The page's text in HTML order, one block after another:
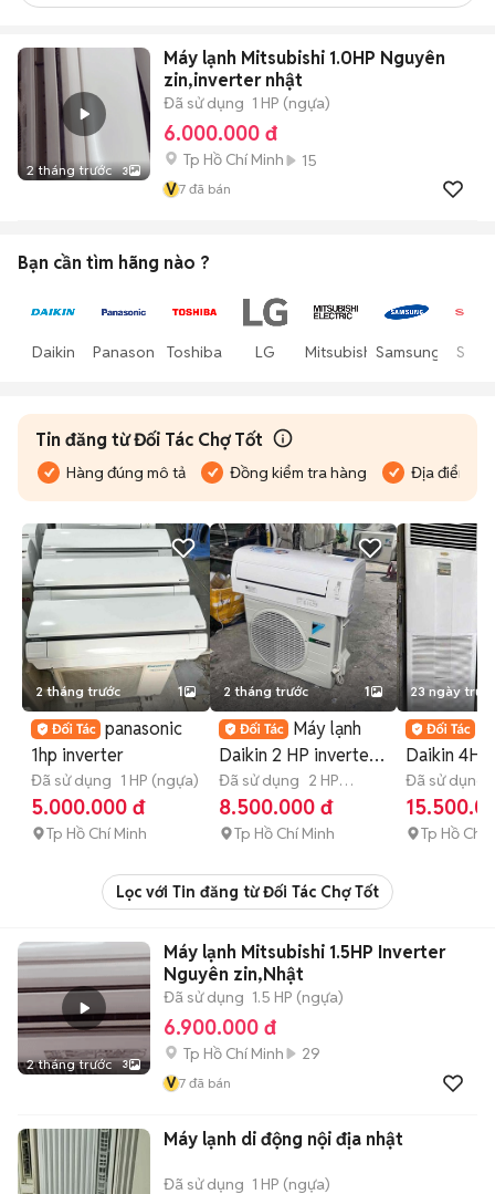
2 tháng trước 3
Máy lạnh Mitsubishi 1.0HP Nguyên
zin,inverter nhật
Đã sử dụng 1 HP (ngựa)
6.000.000 đ
Tp Hồ Chí Minh
15
V7 đã bán
Bạn cần tìm hãng nào ?
Daikin Panasonic Toshiba LG Mitsubishi Samsung
Tin đăng từ Đối Tác Chợ Tốt
Hàng đúng mô tả Đồng kiểm tra hàng Địa điểm
2 tháng trước 1
panasonic
1hp inverter
Đã sử dụng 1 HP (ngựa)
5.000.000 đ
Tp Hồ Chí Minh
2 tháng trước 1
Máy lạnh
Daikin 2 HP inverter
nội địa Nhật
Đã sử dụng 2 HP
(ngựa)
8.500.000 đ
Tp Hồ Chí Minh
23 ngày
Daikin 4Hp
thailan
100%
Đã sử dụng
BTU
Tp Hồ Chí
Lọc với Tin đăng từ Đối Tác Chợ Tốt
2 tháng trước 3
Máy lạnh Mitsubishi 1.5HP Inverter
Nguyên zin,Nhật
Đã sử dụng 1.5 HP (ngựa)
6.900.000 đ
Tp Hồ Chí Minh
29
V7 đã bán
Máy lạnh di động nội địa nhật
Đã sử dụng 1 HP (ngựa)